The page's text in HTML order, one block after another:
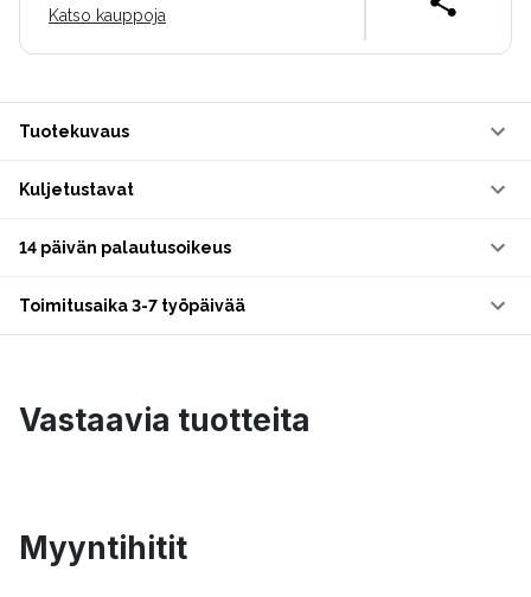
Katso kauppoja
Tuotekuvaus
Kuljetustavat
14 päivän palautusoikeus
Toimitusaika 3-7 työpäivää
Vastaavia tuotteita
Myyntihitit